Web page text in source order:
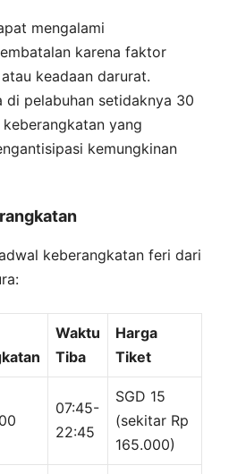
mengalami
karena faktor
keadaan darurat.
di pelabuhan setidaknya 30
yang
kemungkinan
keberangkatan feri dari
Waktu
Tiba
Harga
Tiket
07:45-
22:45
SGD 15
(sekitar Rp
165.000)